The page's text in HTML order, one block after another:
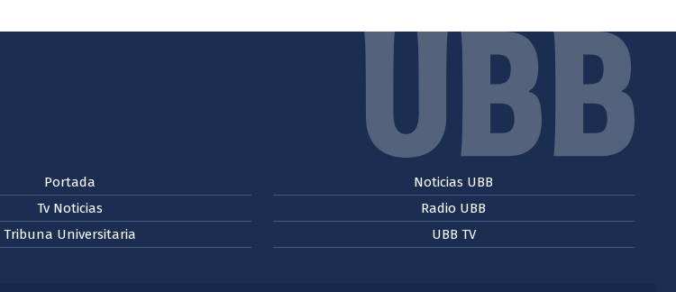
Portada
Tv Noticias
Tribuna Universitaria
Noticias UBB
Radio UBB
UBB TV